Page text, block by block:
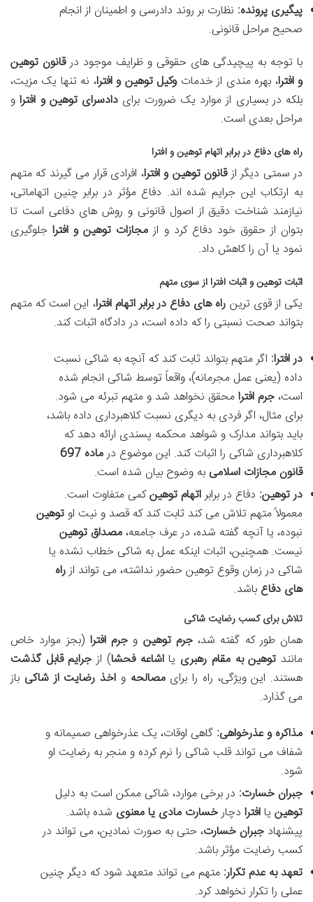
پیگیری پرونده: نظارت بر روند دادرسی و اطمینان از انجام
صحیح مراحل قانونی.
با توجه به پیچیدگی های حقوقی و ظرایف موجود درقانون توهین
و افترا، بهره مندی از خدماتوکیل توهین و افترا، نه تنها یک مزیت،
بلکه در بسیاری از موارد یک ضرورت برای دادسرای توهین و افتراو
مراحل بعدی است.
راه های دفاع در برابر اتهام توهین و افترا
در سمتی دیگر ازقانون توهین و افترا، افرادی قرار می گیرند که متهم
به ارتکاب این جرایم شده اند. دفاع مؤثر در برابر چنین اتهاماتی،
نیازمند شناخت دقیق از اصول قانونی و روش های دفاعی است تا
بتوان از حقوق خود دفاع کرد و از مجازات توهین و افتراجلوگیری
نمود یا آن را کاهش داد.
اثبات توهینواثبات افترااز سوی متهم
یکی از قوی ترین راه های دفاع در برابر اتهام افترا، این است که متهم
بتواند صحت نسبتی را که داده است، در دادگاه اثبات کند.
در افترا: اگر متهم بتواند ثابت کند که آنچه به شاکی نسبت
داده (یعنی عمل مجرمانه)، واقعاً توسط شاکی انجام شده
است، جرم افترامحقق نخواهد شد و متهم تبرئه می شود.
برای مثال، اگر فردی به دیگری نسبت کلاهبرداری داده باشد،
باید بتواند مدارک و شواهد محکمه پسندی ارائه دهد که
کلاهبرداری شاکی را اثبات کند. این موضوع در
ماده 697
قانون مجازات اسلامی به وضوح بیان شده است.
در توهین: دفاع در برابراتهام توهینکمی متفاوت است.
معمولاً متهم تلاش می کند ثابت کند که قصد و نیت اوتوهین
نبوده، یا آنچه گفته شده، در عرف جامعه، مصداق توهین
نیست. همچنین، اثبات اینکه عمل به شاکی خطاب نشده یا
شاکی در زمان وقوع توهین حضور نداشته، می تواند ازراه
های دفاع باشد.
تلاش برای کسب رضایت شاکی
همان طور که گفته شد،جرم توهین و جرم افترا (بجز موارد خاص
مانند توهین به مقام رهبری یااشاعه فحشا) از جرایم قابل گذشت
هستند. این ویژگی، راه را برایمصالحه و اخذ رضایت از شاکی باز
می گذارد.
مذاکره و عذرخواهی: گاهی اوقات، یک عذرخواهی صمیمانه و
شفاف می تواند قلب شاکی را نرم کرده و منجر به رضایت او
شود.
جبران خسارت: در برخی موارد، شاکی ممکن است به دلیل
توهین یاافترا دچارخسارت مادی یا معنوی شده باشد.
پیشنهاد جبران خسارت، حتی به صورت نمادین، می تواند در
کسب رضایت مؤثر باشد.
تعهد به عدم تکرار: متهم می تواند متعهد شود که دیگر چنین
عملی را تکرار نخواهد کرد.